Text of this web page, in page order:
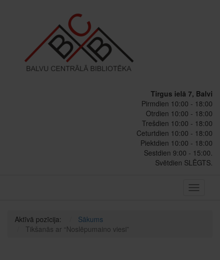
Tirgus ielā 7, Balvi
Pirmdien 10:00 - 18:00
Otrdien 10:00 - 18:00
Trešdien 10:00 - 18:00
Ceturtdien 10:00 - 18:00
Piektdien 10:00 - 18:00
Sestdien 9:00 - 15:00.
Svētdien SLĒGTS.
Toggle
Aktīvā pozīcija:
Sākums
Tikšanās ar “Noslēpumaino viesi”